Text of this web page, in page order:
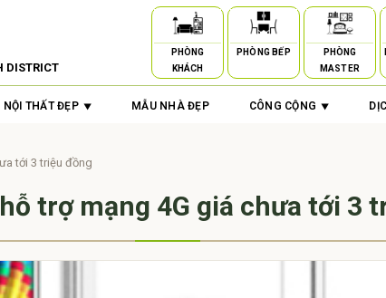
DISTRICT
PHÒNG
KHÁCH
PHÒNG BẾP
PHÒNG
MASTER
NỘI THẤT ĐẸP MẪU NHÀ ĐẸP CÔNG CỘNG
tới 3 triệu đồng
trợ mạng 4G giá chưa tới 3